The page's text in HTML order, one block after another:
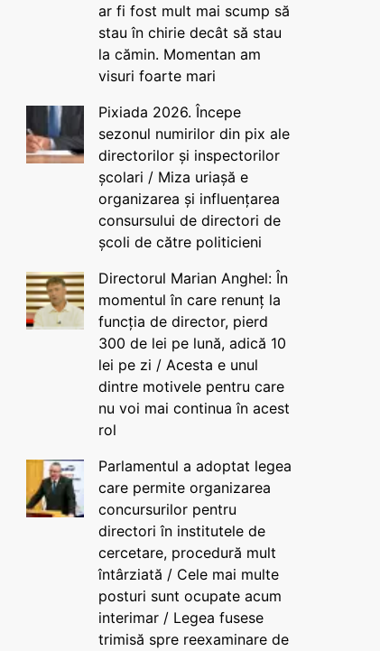
ar fi fost mult mai scump să
stau în chirie decât să stau
la cămin. Momentan am
visuri foarte mari
Pixiada 2026. Începe
sezonul numirilor din pix ale
directorilor și inspectorilor
școlari / Miza uriașă e
organizarea și influențarea
consursului de directori de
școli de către politicieni
Directorul Marian Anghel: În
momentul în care renunț la
funcția de director, pierd
300 de lei pe lună, adică 10
lei pe zi / Acesta e unul
dintre motivele pentru care
nu voi mai continua în acest
rol
Parlamentul a adoptat legea
care permite organizarea
concursurilor pentru
directori în institutele de
cercetare, procedură mult
întârziată / Cele mai multe
posturi sunt ocupate acum
interimar / Legea fusese
trimisă spre reexaminare de